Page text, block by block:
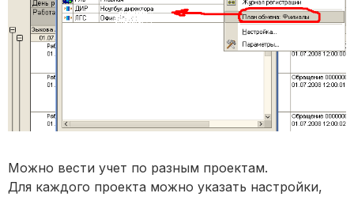
Можно вести учет по разным проектам.
Для каждого проекта можно указать настройки,